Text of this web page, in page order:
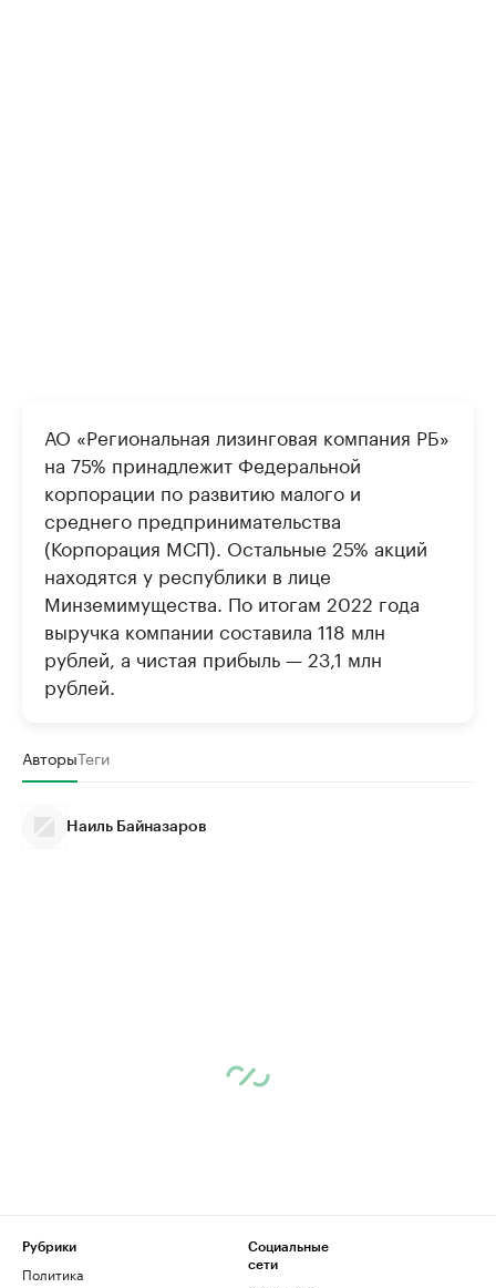
АО «Региональная лизинговая компания РБ»
на 75% принадлежит Федеральной
корпорации по развитию малого и
среднего предпринимательства
(Корпорация МСП). Остальные 25% акций
находятся у республики в лице
Минземимущества. По итогам 2022 года
выручка компании составила 118 млн
рублей, а чистая прибыль — 23,1 млн
рублей.
АвторыТеги
Наиль Байназаров
Рубрики
Политика
Социальные
сети